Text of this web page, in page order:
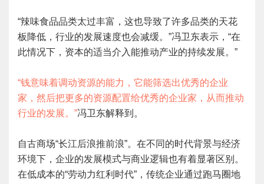
“辣味食品品类太过丰富，这也导致了许多品类的天花
板降低，行业的发展速度也会减缓。”冯卫东表示，“在
此情况下，资本的适当介入能推动产业的持续发展。”
“钱意味着调动资源的能力，它能筛选出优秀的企业
家，然后把更多的资源配置给优秀的企业家，从而推动
行业的发展。”冯卫东解释到。
自古商场“长江后浪推前浪”。在不同的时代背景与经济
环境下，企业的发展模式与商业逻辑也有着显著区别。
在低成本的“劳动力红利时代”，传统企业通过跑马圈地